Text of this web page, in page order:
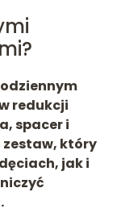
redukcji
spacer i
zestaw, który
jak i